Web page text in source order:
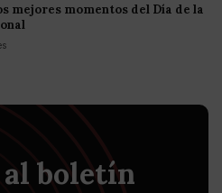
mejores momentos del Día de la
boletín